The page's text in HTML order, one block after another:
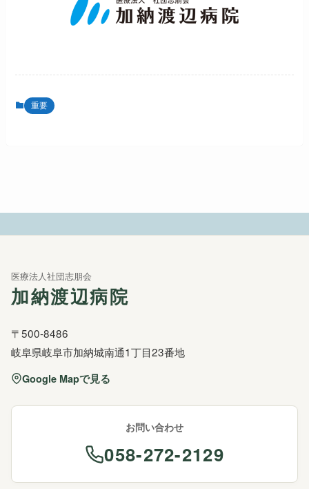
重要
医療法人社団志朋会
加納渡辺病院
〒500-8486
岐阜県岐阜市加納城南通1丁目23番地
Google Mapで見る
お問い合わせ
058-272-2129